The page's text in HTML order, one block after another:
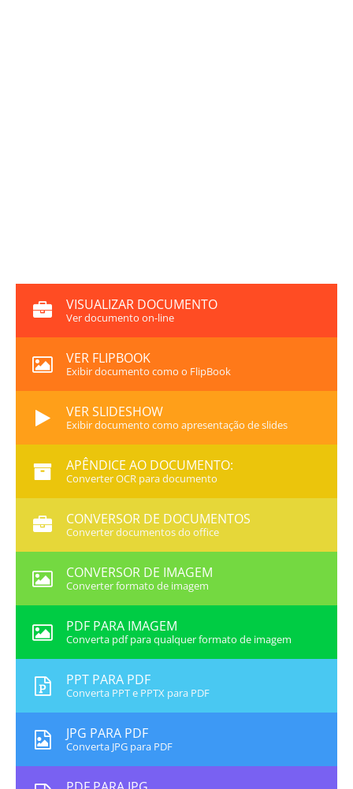
VISUALIZAR DOCUMENTO
Ver documento on-line
VER FLIPBOOK
Exibir documento como o FlipBook
VER SLIDESHOW
Exibir documento como apresentação de slides
APÊNDICE AO DOCUMENTO:
Converter OCR para documento
CONVERSOR DE DOCUMENTOS
Converter documentos do office
CONVERSOR DE IMAGEM
Converter formato de imagem
PDF PARA IMAGEM
Converta pdf para qualquer formato de imagem
PPT PARA PDF
Converta PPT e PPTX para PDF
JPG PARA PDF
Converta JPG para PDF